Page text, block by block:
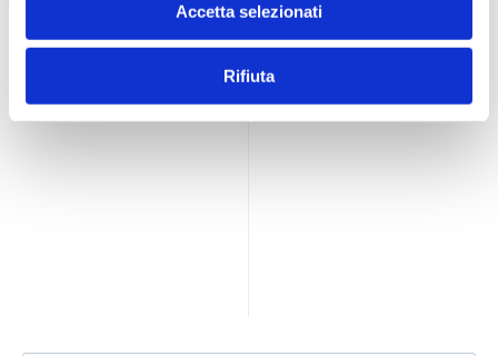
Accetta selezionati
Rifiuta